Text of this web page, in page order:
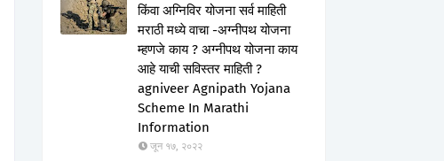
किंवा अग्निविर योजना सर्व माहिती
मराठी मध्ये वाचा -अग्नीपथ योजना
म्हणजे काय ? अग्नीपथ योजना काय
आहे याची सविस्तर माहिती ?
agniveer Agnipath Yojana
Scheme In Marathi
Information
जून १७, २०२२